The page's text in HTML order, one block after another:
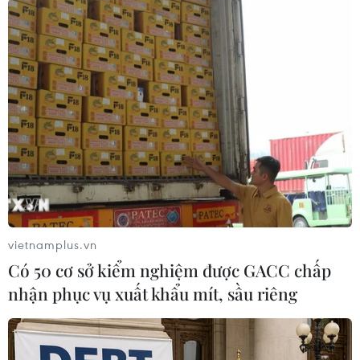
bị hết hạn, dẫn đến gần 14.000 thuốc, trong đó
có rất nhiều thuốc thuộc danh mục thuốc thiết
yếu, thuốc hiếm không được lưu hành trên thị
trường. Cơ sở khám chữa bệnh không đảm bảo
được nguồn cung ứng thuốc phục vụ công tác
khám chữa bệnh có thể ảnh hưởng nghiêm
trọng đến hoạt động thường xuyên của cơ sở
khám, chữa bệnh.
vietnamplus.vn
Có 50 cơ sở kiểm nghiệm được GACC chấp
nhận phục vụ xuất khẩu mít, sầu riêng